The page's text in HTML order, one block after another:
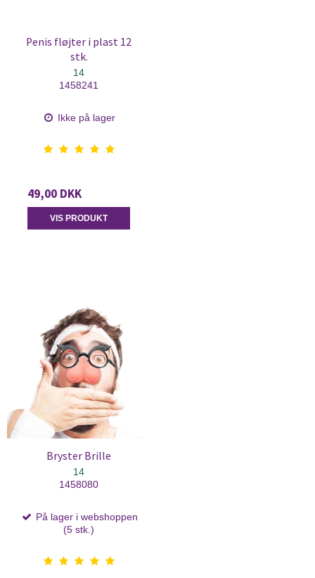
Penis fløjter i plast 12
stk.
14
1458241
Ikke på lager
49,00 DKK
VIS PRODUKT
Bryster Brille
14
1458080
På lager i webshoppen
(5 stk.)